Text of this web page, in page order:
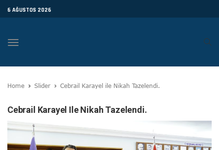
6 AĞUSTOS 2026
Toggle
Home Slider Cebrail Karayel ile Nikah Tazelendi.
Cebrail Karayel Ile Nikah Tazelendi.